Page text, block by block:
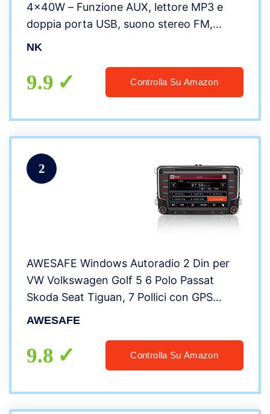
4x40W – Funzione AUX, lettore MP3 e
doppia porta USB, suono stereo FM,
chiamate in vivavoce, telecomando,
NK
9.9 Controlla Su Amazon
2
AWESAFE Windows Autoradio 2 Din per
VW Volkswagen Golf 5 6 Polo Passat
Skoda Seat Tiguan, 7 Pollici con GPS
Navigatore Car Radio Supporta la
SD USB RDS
AWESAFE
9.8 Controlla Su Amazon